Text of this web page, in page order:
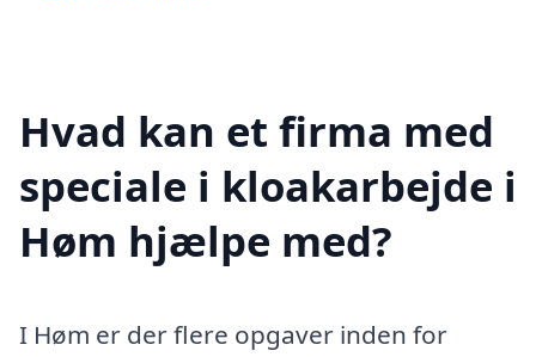
Hvad kan et firma med
speciale i kloakarbejde i
Høm hjælpe med?
I Høm er der flere opgaver inden for